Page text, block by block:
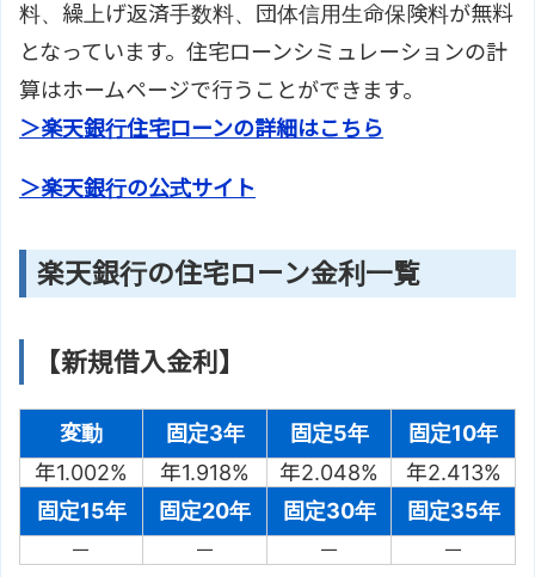
料、繰上げ返済手数料、団体信用生命保険料が無料
となっています。住宅ローンシミュレーションの計
算はホームページで行うことができます。
＞楽天銀行住宅ローンの詳細はこちら
＞楽天銀行の公式サイト
楽天銀行の住宅ローン金利一覧
【新規借入金利】
変動 固定3年 固定5年
固定10年
年1.002%
年1.918% 年2.048%
年2.413%
固定15年
固定20年 固定30年
固定35年
－
－ － －